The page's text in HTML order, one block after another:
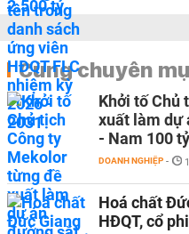
Cùng chuyên
Khởi tố Chủ
xuất làm dự
- Nam 100
DOANH NGHIỆP -
Hoá chất
HĐQT, cổ